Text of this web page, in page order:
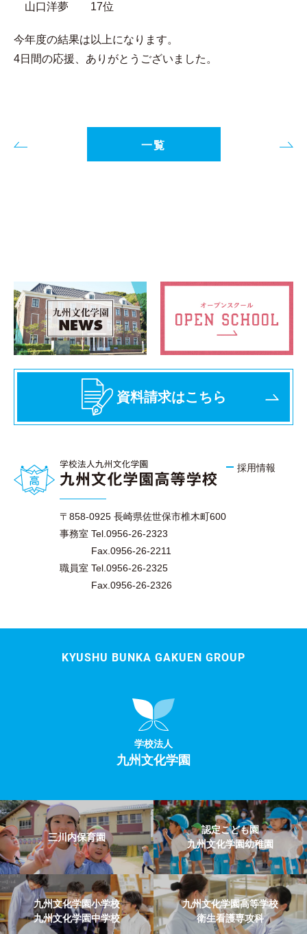
山口洋夢 17位
今年度の結果は以上になります。
4日間の応援、ありがとうございました。
一覧
資料請求はこちら
〒858-0925 長崎県佐世保市椎木町600
事務室 Tel.0956-26-2323
Fax.0956-26-2211
職員室 Tel.0956-26-2325
Fax.0956-26-2326
採用情報
KYUSHU BUNKA GAKUEN GROUP
学校法人
九州文化学園
三川内保育園
認定こども園
九州文化学園幼稚園
九州文化学園小学校
九州文化学園中学校
九州文化学園高等学校
衛生看護専攻科